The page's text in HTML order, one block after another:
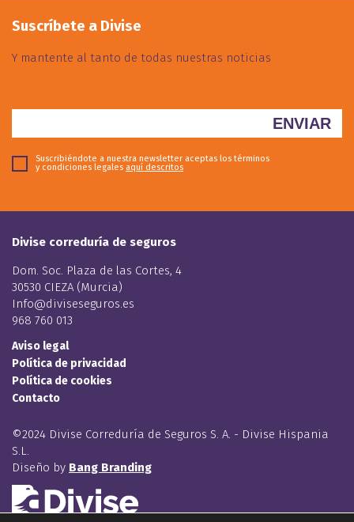
Suscríbete a Divise
Y mantente al tanto de todas nuestras noticias
Suscribiéndote a nuestra newsletter aceptas los términos
y condiciones legales aquí descritos
Divise correduría de seguros
Dom. Soc. Plaza de las Cortes, 4
30530 CIEZA (Murcia)
Info@diviseseguros.es
968 760 013
Aviso legal
Política de privacidad
Política de cookies
Contacto
©2024 Divise Correduría de Seguros S. A. - Divise Hispania
S.L.
Diseño by Bang Branding